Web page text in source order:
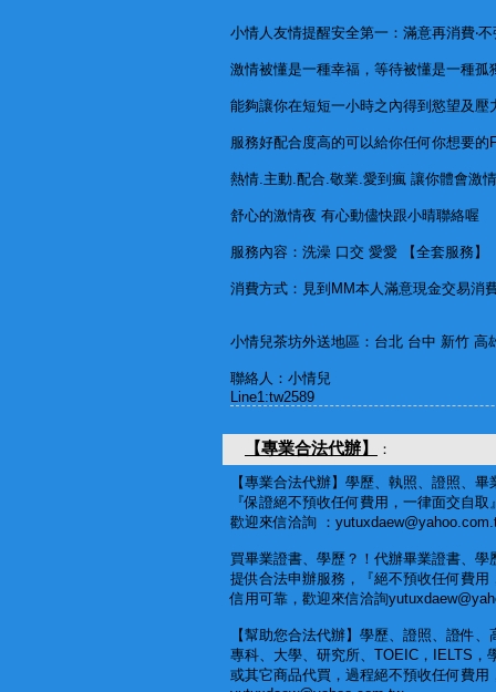
小情人友情提醒安全第一：滿意再消費‧
激情被懂是一種幸福，等待被懂是一種
能夠讓你在短短一小時之內得到慾望及壓
服務好配合度高的可以給你任何你想要的
熱情.主動.配合.敬業.愛到瘋 讓你體會激
舒心的激情夜 有心動儘快跟小晴聯絡喔
服務內容：洗澡 口交 愛愛 【全套服務】
消費方式：見到MM本人滿意現金交易消
小情兒茶坊外送地區：台北 台中 新竹 高
聯絡人：小情兒
Line1:tw2589
【專業合法代辦】
：
【專業合法代辦】學歷、執照、證照、畢
『保證絕不預收任何費用，一律面交自取
歡迎來信洽詢 ：
買畢業證書、學歷？！代辦畢業證書、學
提供合法申辦服務，『絕不預收任何費用
信用可靠，歡迎來信洽詢
【幫助您合法代辦】學歷、證照、證件、
專科、大學、研究所、TOEIC，IELTS，
或其它商品代買，過程絕不預收任何費用